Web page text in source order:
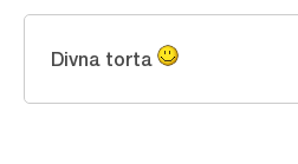
Divna torta